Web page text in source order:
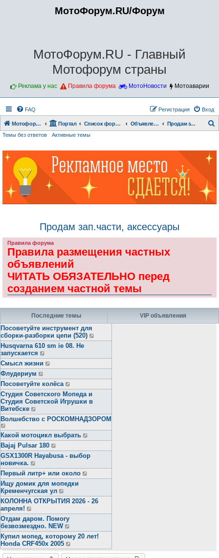
МотоФорум.RU/Форум
МотоФорум.RU - Главный
Мотофорум страны
Реклама у нас Правила форума МотоНовости Мотоаварии
FAQ Вход
Регистрация
Мотофорум.RU Портал Список форумов Объявления. Продам зап.части, аксессуары
Темы без ответов Активные темы
Продам зап.части, аксессуары
Правила форума
Правила размещения частных
объявлений
ЧИТАТЬ ОБЯЗАТЕЛЬНО перед
созданием частной темы
Последние темы
Посоветуйте инструмент для
сборки-разборки цепи (520)
Husqvarna 610 sm ie 08. Не
запускается
Смысл жизни
Флудериум
Посоветуйте колёса
Студия Советского Мопеда и
Студия Советской Игрушки в
Витебске
Волшебство с РОСКОМНАДЗОРОМ
Какой мотоцикл выбрать
Bajaj Pulsar 180
GSX1300R Hayabusa - выбор
новичка.
Первый литр+ или около
Ищу домик для мопедки
Кременчугская ул
КОЛОННА ОТКРЫТИЯ 2026 - 26
апреля!
Отдам даром. Помогу
безвозмездно. NEW
Купил мопед, которому 20 лет!
Honda CRF450x 2005
VIP объявления